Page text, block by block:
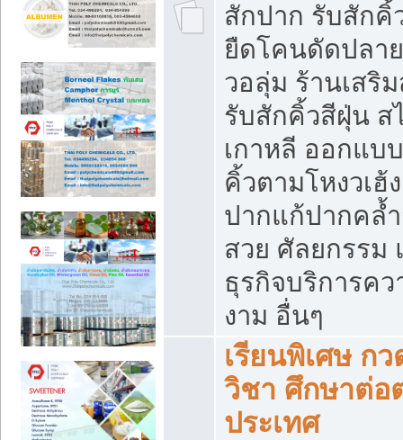
สักปาก รับสักคิ้
ยืดโคนดัดปลา
วอลุ่ม ร้านเสริ
รับสักคิ้วสีฝุ่น ส
เกาหลี ออกแบ
คิ้วตามโหงวเฮ้
ปากแก้ปากคล้
สวย ศัลยกรรม
ธุรกิจบริการคว
งาม อื่นๆ
เรียนพิเศษ กว
วิชา ศึกษาต่อ
ประเทศ